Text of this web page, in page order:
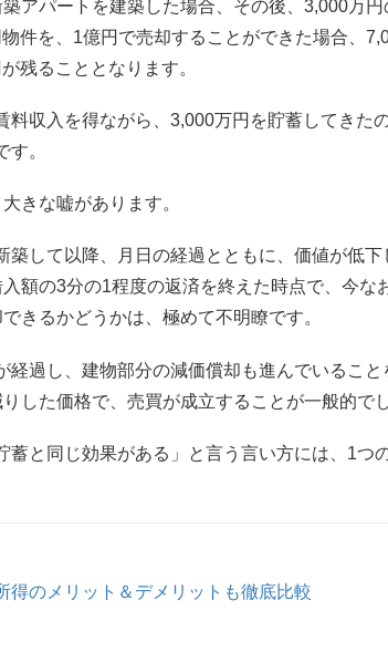
アパートを建築した場合、その後、3,000万
件を、1億円で売却することができた場合、
残ることとなります。
収入を得ながら、3,000万円を貯蓄してきた
。
きな嘘があります。
築して以降、月日の経過とともに、価値が低下
額の3分の1程度の返済を終えた時点で、今な
きるかどうかは、極めて不明瞭です。
経過し、建物部分の減価償却も進んでいるこ
した価格で、売買が成立することが一般的でし
蓄と同じ効果がある」と言う言い方には、1つ
得のメリット＆デメリットも徹底比較